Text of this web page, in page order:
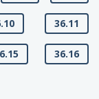
36.11
36.16